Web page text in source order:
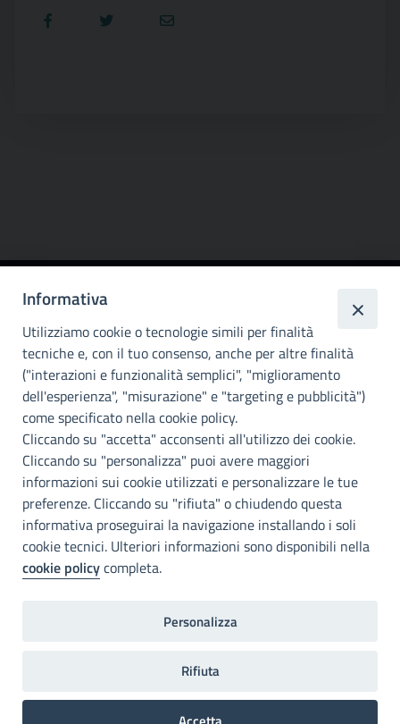
Città
metropolitana di
Palermo
INFO E CONTATTI
I nostri canali social
Accessibilità
Città Metropolitana di Palermo si impegna a rendere il proprio sito
web accessibile, conformemente al D.lgs. 10 agosto 2018, n°106
che ha recepito la direttiva UE 2016/2102 del Parlamento euopeo e
del Consiglio.
Dichiarazione di accessibilità
Informativa
Utilizziamo cookie o tecnologie simili per finalità
tecniche e, con il tuo consenso, anche per altre finalità
("interazioni e funzionalità semplici", "miglioramento
dell'esperienza", "misurazione" e "targeting e pubblicità")
come specificato nella cookie policy.
Cliccando su "accetta" acconsenti all'utilizzo dei cookie.
Cliccando su "personalizza" puoi avere maggiori
informazioni sui cookie utilizzati e personalizzare le tue
preferenze. Cliccando su "rifiuta" o chiudendo questa
informativa proseguirai la navigazione installando i soli
cookie tecnici. Ulteriori informazioni sono disponibili nella
cookie policycompleta.
Personalizza
Rifiuta